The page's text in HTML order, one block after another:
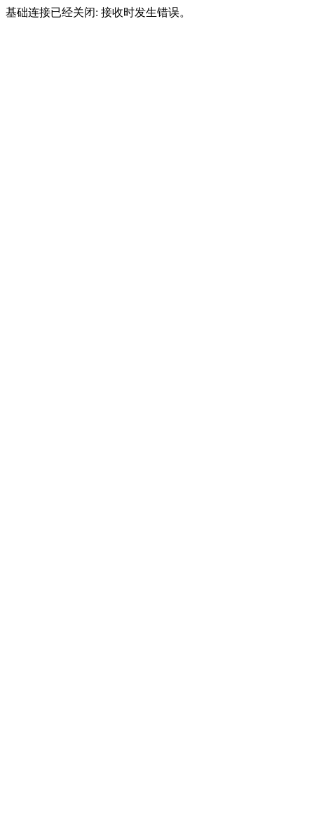
基础连接已经关闭: 接收时发生错误。